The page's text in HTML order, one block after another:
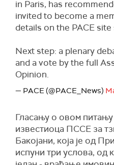
in Paris, has
invited to become a
details on the PACE
Next step: a plenary
and a vote by the full
Opinion.
— PACE (@PACE_News)
Гласању о овом питању
известиоца ПССЕ за
Бакојани, која је од
испуни три услова, од